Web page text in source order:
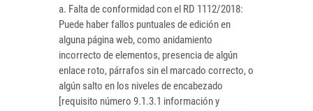
a. Falta de conformidad con el RD 1112/2018:
Puede haber fallos puntuales de edición en
alguna página web, como anidamiento
incorrecto de elementos, presencia de algún
enlace roto, párrafos sin el marcado correcto, o
algún salto en los niveles de encabezado
[requisito número 9.1.3.1 información y